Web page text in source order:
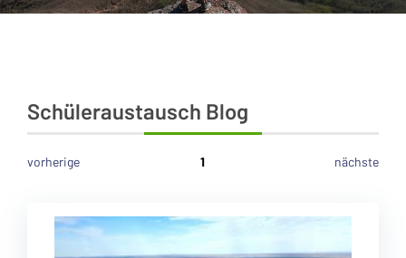
Schüleraustausch Blog
vorherige 1 nächste